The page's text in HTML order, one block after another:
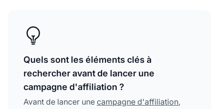
Quels sont les éléments clés à
rechercher avant de lancer une
campagne d'affiliation ?
Avant de lancer une campagne d'affiliation,